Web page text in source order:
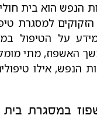
הנפש הוא בית
הזקוקים למסגרת
על הטיפול
האשפוז, מתי
הנפש, אילו
במסגרת בית